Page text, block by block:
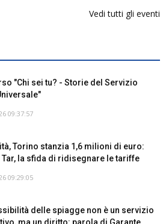
Vedi tutti gli eventi
"Chi sei tu? - Storie del Servizio
09:37:57
Torino stanzia 1,6 milioni di euro:
la sfida di ridisegnare le tariffe
09:29:05
delle spiagge non è un servizio
ma un diritto: parola di Garante